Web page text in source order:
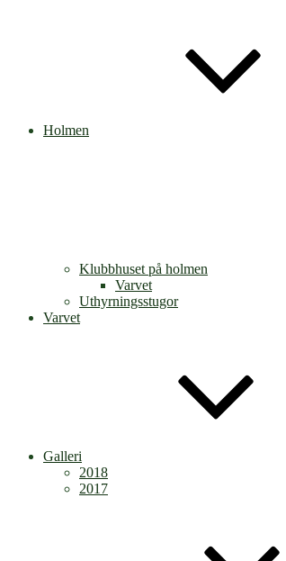
Holmen
Klubbhuset på holmen
Varvet
Uthyrningsstugor
Varvet
Galleri
2018
2017